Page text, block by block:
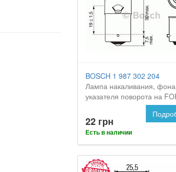
BOSCH 1 987 302 204
Лампа накаливания,
указателя поворота на
22 грн
Есть в наличии